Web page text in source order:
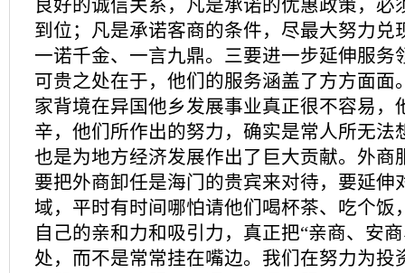
良好的诚信关系，凡是承诺的优惠政策，必
到位；凡是承诺客商的条件，尽最大努力兑
一诺千金、一言九鼎。三要进一步延伸服务
可贵之处在于，他们的服务涵盖了方方面面
家背境在异国他乡发展事业真正很不容易，
辛，他们所作出的努力，确实是常人所无法
也是为地方经济发展作出了巨大贡献。外商
要把外商卸任是海门的贵宾来对待，要延伸
域，平时有时间哪怕请他们喝杯茶、吃个饭
自己的亲和力和吸引力，真正把“亲商、安
处，而不是常常挂在嘴边。我们在努力为投